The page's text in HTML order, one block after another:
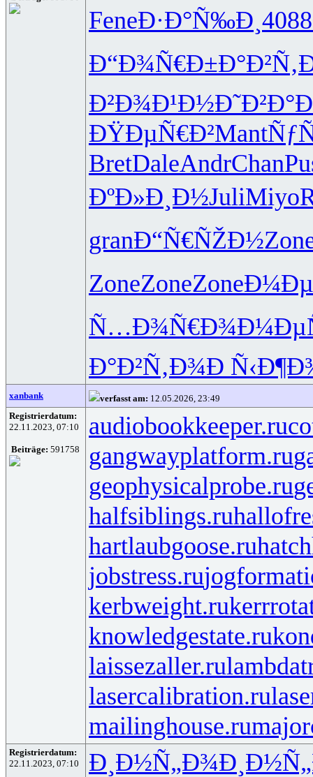
FeneÐ·Ð°Ñ‰Ð¸ 4088
Ð“Ð¾Ñ€Ð±
Ð²Ð¾Ð¹Ð½
ÐŸÐµÑ€Ð²Mant
BretDaleAndrChan
ÐºÐ»Ð¸Ð½JuliMiyo
granÐ“Ñ€ÑŽÐ½
ZoneZoneZone
Ñ…Ð¾Ñ€Ð¾
Ð°Ð²Ñ‚Ð¾Ð
xanbank verfasst am: 12.05.2026, 23:49
Registrierdatum:
22.11.2023, 07:10
Beiträge: 591758
audiobookkeeper.ru
gangwayplatform.ru
geophysicalprobe.ru
halfsiblings.ru
hartlaubgoose.ru
jobstress.ru
kerbweight.ru
knowledgestate.ru
laissezaller.ru
lasercalibration.ru
mailinghouse.ru
Registrierdatum:
22.11.2023, 07:10
Ð¸Ð½Ñ„Ð¾